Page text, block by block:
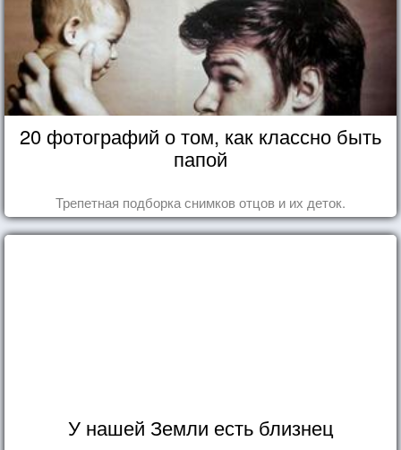
20 фотографий о том, как классно быть
папой
Трепетная подборка снимков отцов и их деток.
У нашей Земли есть близнец